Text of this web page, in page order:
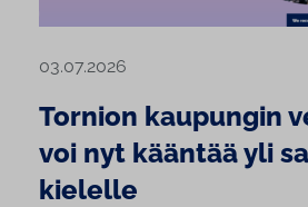
03.07.2026
Tornion kaupungin
voi nyt kääntää yli
kielelle